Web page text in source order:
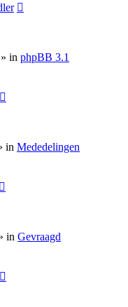
in phpBB 3.1
in Mededelingen
in Gevraagd